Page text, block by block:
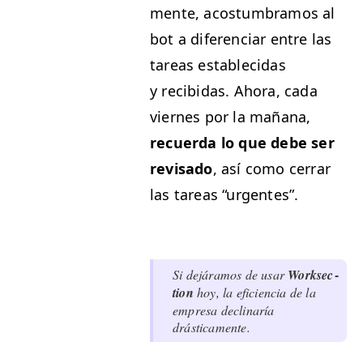
mente, acos­tum­bramos al
bot a difer­en­ciar entre las
tar­eas estable­ci­das
y recibidas. Aho­ra, cada
viernes por la mañana,
recuer­da lo que debe ser
revisa­do, así como cer­rar
las tar­eas“urgentes”.
Si dejáramos de usarWork­sec­
tion hoy, la efi­cien­cia de la
empre­sa dec­li­naría
drásticamente.